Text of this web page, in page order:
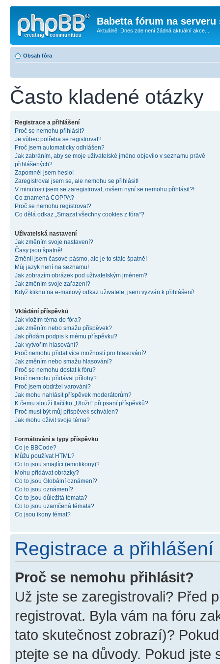
Babetta fórum na serveru
Aktuálně: Dnes zde není žádná aktuální akce...
Obsah fóra
Často kladené otázky
Registrace a přihlášení
Proč se nemohu přihlásit?
Je vůbec potřeba se registrovat?
Proč jsem automaticky odhlášen?
Jak zabráním, aby se moje uživatelské jméno objevilo v seznamu právě
přihlášených?
Zapomněl jsem heslo!
Zaregistroval jsem se, ale nemohu se přihlásit!
V minulosti jsem se zaregistroval, ovšem nyní se nemohu přihlásit?!
Co znamená COPPA?
Proč se nemohu registrovat?
Co dělá odkaz „Smazat všechny cookies z fóra“?
Uživatelská nastavení
Jak změním svoje nastavení?
Časy jsou špatně!
Změnil jsem časové pásmo, ale je to stále špatně!
Můj jazyk není na seznamu!
Jak zobrazím obrázek pod uživatelským jménem?
Jak změním svoje zařazení?
Když kliknu na e-mailový odkaz uživatele, jsem vyzván k přihlášení!
Vkládání příspěvků
Jak vložím téma do fóra?
Jak změním nebo smažu příspěvek?
Jak přidám podpis k mému příspěvku?
Jak vytvořím hlasování?
Proč nemohu přidat více možností pro hlasování?
Jak změním nebo smažu hlasování?
Proč se nemohu dostat k fóru?
Proč nemohu přidávat přílohy?
Proč jsem obdržel varování?
Jak mohu nahlásit příspěvek moderátorům?
K čemu slouží tlačítko „Uložit“ při psaní příspěvků?
Proč musí být můj příspěvek schválen?
Jak mohu oživit svoje téma?
Formátování a typy příspěvků
Co je BBCode?
Můžu používat HTML?
Co to jsou smajlíci (emotikony)?
Mohu přidávat obrázky?
Co to jsou Globální oznámení?
Co to jsou oznámení?
Co to jsou důležitá témata?
Co to jsou uzamčená témata?
Co jsou ikony témat?
Registrace a přihlášení
Proč se nemohu přihlásit?
Už jste se zaregistrovali? Před
registrovat. Byla vám na fóru
tato skutečnost zobrazí)?
ptejte se na důvody. Pokud jste